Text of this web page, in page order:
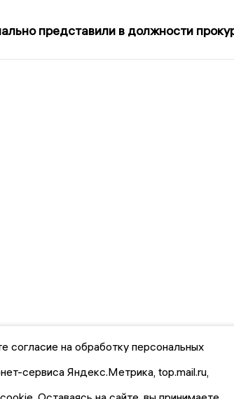
представили в должности
согласие на обработку персональных
сервиса Яндекс.Метрика, top.mail.ru,